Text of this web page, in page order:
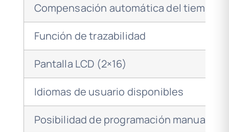
Compensación automática del tiempo
Función de trazabilidad
Pantalla LCD (2×16)
Idiomas de usuario disponibles
Posibilidad de programación manual